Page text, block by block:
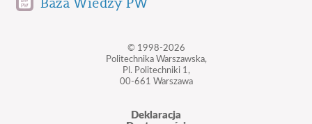
© 1998-2026
Politechnika Warszawska,
Pl. Politechniki 1,
00-661 Warszawa
Deklaracja